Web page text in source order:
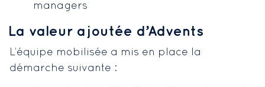
managers
La valeur ajoutée d’Advents
L’équipe mobilisée a mis en place la
démarche suivante :